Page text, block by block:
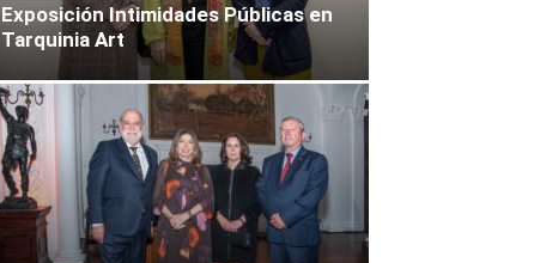
Exposición Intimidades Públicas en
Tarquinia Art